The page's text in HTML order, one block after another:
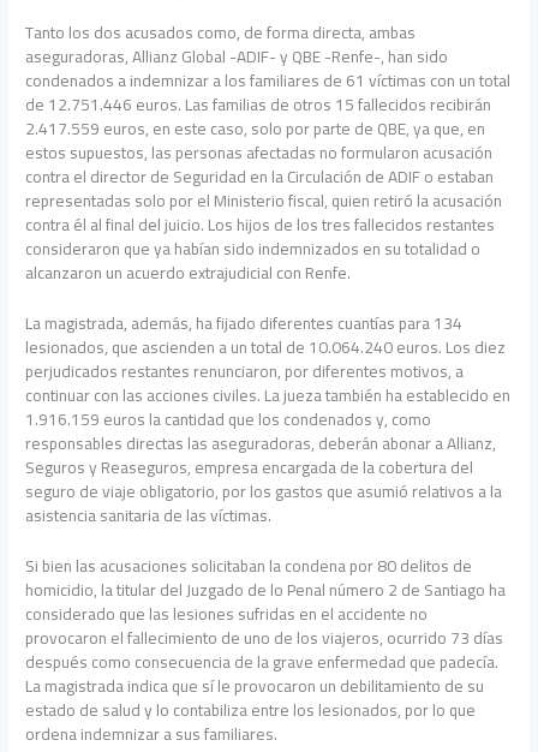
Tanto los dos acusados como, de forma directa, ambas
aseguradoras, Allianz Global -ADIF- y QBE -Renfe-, han sido
condenados a indemnizar a los familiares de 61 víctimas con un total
de 12.751.446 euros. Las familias de otros 15 fallecidos recibirán
2.417.559 euros, en este caso, solo por parte de QBE, ya que, en
estos supuestos, las personas afectadas no formularon acusación
contra el director de Seguridad en la Circulación de ADIF o estaban
representadas solo por el Ministerio fiscal, quien retiró la acusación
contra él al final del juicio. Los hijos de los tres fallecidos restantes
consideraron que ya habían sido indemnizados en su totalidad o
alcanzaron un acuerdo extrajudicial con Renfe.
La magistrada, además, ha fijado diferentes cuantías para 134
lesionados, que ascienden a un total de 10.064.240 euros. Los diez
perjudicados restantes renunciaron, por diferentes motivos, a
continuar con las acciones civiles. La jueza también ha establecido en
1.916.159 euros la cantidad que los condenados y, como
responsables directas las aseguradoras, deberán abonar a Allianz,
Seguros y Reaseguros, empresa encargada de la cobertura del
seguro de viaje obligatorio, por los gastos que asumió relativos a la
asistencia sanitaria de las víctimas.
Si bien las acusaciones solicitaban la condena por 80 delitos de
homicidio, la titular del Juzgado de lo Penal número 2 de Santiago ha
considerado que las lesiones sufridas en el accidente no
provocaron el fallecimiento de uno de los viajeros, ocurrido 73 días
después como consecuencia de la grave enfermedad que padecía.
La magistrada indica que sí le provocaron un debilitamiento de su
estado de salud y lo contabiliza entre los lesionados, por lo que
ordena indemnizar a sus familiares.